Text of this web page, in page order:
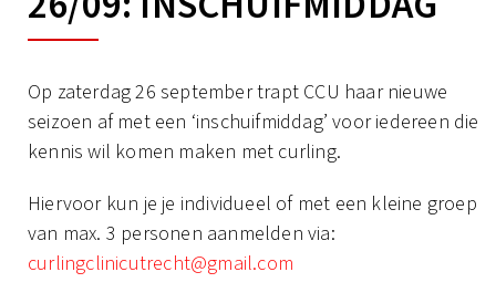
Op zaterdag 26 september trapt CCU haar nieuwe
seizoen af met een ‘inschuifmiddag’ voor iedereen die
kennis wil komen maken met curling.
Hiervoor kun je je individueel of met een kleine groep
van max. 3 personen aanmelden via:
curlingclinicutrecht@gmail.com